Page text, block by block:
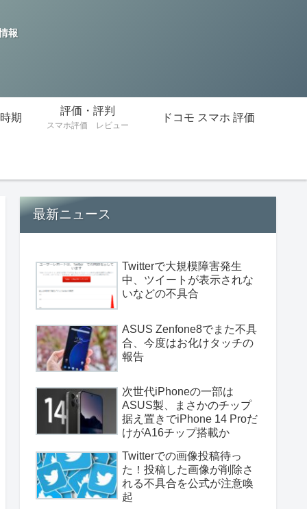
報
期
評価・評判
スマホ評価 レビュー
ドコモ スマホ 評価
最新ニュース
Twitterで大規模障害発生
中、ツイートが表示されな
いなどの不具合
ASUS Zenfone8でまた不具
合、今度はお化けタッチの
報告
次世代iPhoneの一部は
ASUS製、まさかのチップ
据え置きでiPhone 14 Proだ
けがA16チップ搭載か
Twitterでの画像投稿待っ
た！投稿した画像が削除さ
れる不具合を公式が注意喚
起